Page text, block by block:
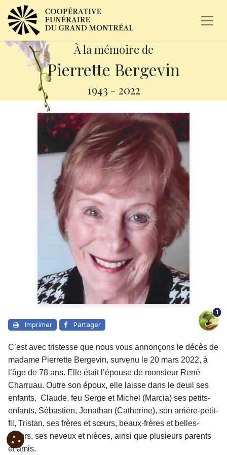
À la mémoire de
Pierrette Bergevin
1943 - 2022
Imprimer Partager
1
C’est avec tristesse que nous vous annonçons le décès de
madame Pierrette Bergevin, survenu le 20 mars 2022, à
l’âge de 78 ans. Elle était l’épouse de monsieur René
Charruau. Outre son époux, elle laisse dans le deuil ses
enfants, Claude, feu Serge et Michel (Marcia) ses petits-
enfants, Sébastien, Jonathan (Catherine), son arrière-petit-
fil, Tristan, ses frères et sœurs, beaux-frères et belles-
sœurs, ses neveux et nièces, ainsi que plusieurs parents
et amis.